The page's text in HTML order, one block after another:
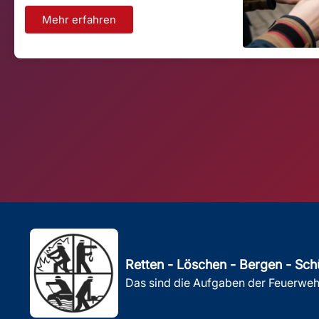
Mehr erfahren
Retten - Löschen - Bergen -
Das sind die Aufgaben der